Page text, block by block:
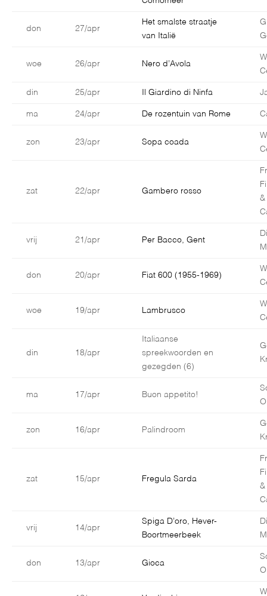
don 27/apr
Het smalste straatje
van Italië
woe 26/apr Nero d’Avola
din 25/apr Il Giardino di Ninfa
ma 24/apr De rozentuin van Rome
zon 23/apr Sopa coada
zat 22/apr Gambero rosso
&
vrij 21/apr Per Bacco, Gent
don 20/apr Fiat 600 (1955-1969)
woe 19/apr Lambrusco
din 18/apr
Italiaanse
spreekwoorden en
gezegden (6)
ma 17/apr Buon appetito!
zon 16/apr Palindroom
zat 15/apr Fregula Sarda
&
vrij 14/apr
Spiga D’oro, Hever-
Boortmeerbeek
don 13/apr Gioca